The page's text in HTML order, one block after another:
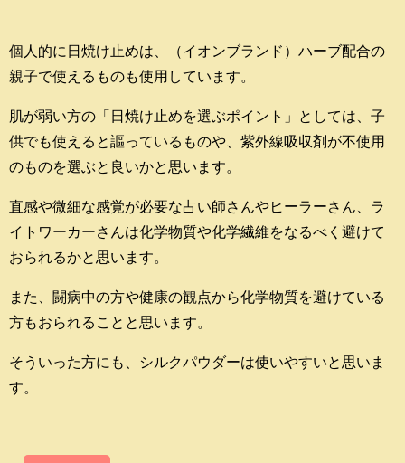
個人的に日焼け止めは、（イオンブランド）ハーブ配合の
親子で使えるものも使用しています。
肌が弱い方の「日焼け止めを選ぶポイント」としては、子
供でも使えると謳っているものや、紫外線吸収剤が不使用
のものを選ぶと良いかと思います。
直感や微細な感覚が必要な占い師さんやヒーラーさん、ラ
イトワーカーさんは化学物質や化学繊維をなるべく避けて
おられるかと思います。
また、闘病中の方や健康の観点から化学物質を避けている
方もおられることと思います。
そういった方にも、シルクパウダーは使いやすいと思いま
す。